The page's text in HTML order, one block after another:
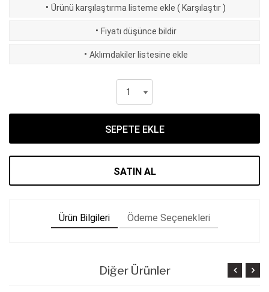
· Ürünü karşılaştırma listeme ekle ( Karşılaştır )
· Fiyatı düşünce bildir
· Aklımdakiler listesine ekle
SEPETE EKLE
SATIN AL
Ürün Bilgileri Ödeme Seçenekleri
Diğer Ürünler